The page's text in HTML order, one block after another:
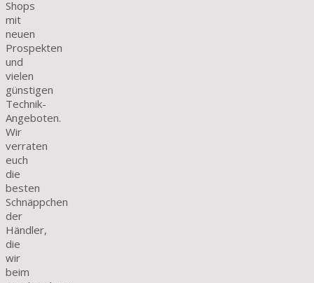
Shops
mit
neuen
Prospekten
und
vielen
günstigen
Technik-
Angeboten.
Wir
verraten
euch
die
besten
Schnäppchen
der
Händler,
die
wir
beim